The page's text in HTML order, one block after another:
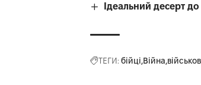
Ідеальний десерт
ТЕГИ: бійці Війна